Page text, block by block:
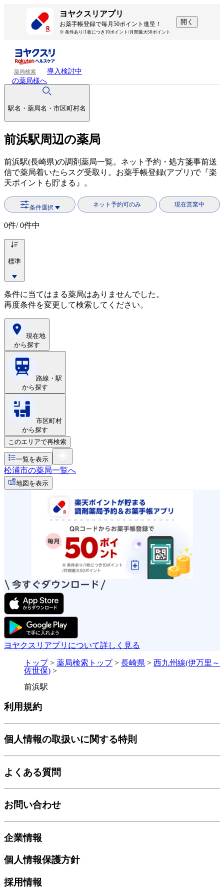
ヨヤクスリアプリ
お薬手帳登録で毎月50ポイント進呈！
※ 条件あり/1枚につき10ポイント/月間最大50ポイント
開く
薬局検索
導入検討中
の薬局様へ
駅名・薬局名・市区町村名
前浜駅周辺の薬局
前浜駅(長崎県)の調剤薬局一覧。ネット予約・処方箋事前送
信で薬局着いたらスグ受取り。お薬手帳登録(アプリ)で『楽
天ポイントも貯まる』。
条件選択 ネット予約可のみ 現在営業中
0件/ 0件中
標準
条件に当てはまる薬局はありませんでした。
再度条件を変更して検索してください。
現在地
から探す
路線・駅
から探す
市区町村
から探す
このエリアで再検索
一覧を表示
松浦市の薬局一覧へ
地図を表示
ヨヤクスリアプリについて詳しく見る
トップ> 薬局検索トップ> 長崎県 > 西九州線(伊万里～
佐世保) >
前浜駅
利用規約
個人情報の取扱いに関する特則
よくある質問
お問い合わせ
企業情報
個人情報保護方針
採用情報